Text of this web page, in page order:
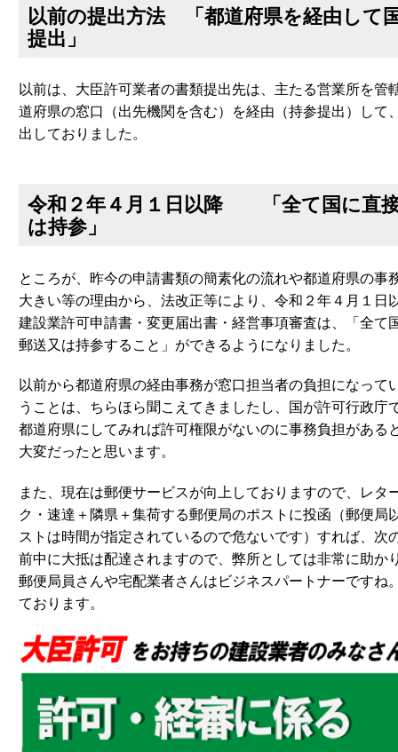
以前の提出方法 「都道府県を経由して
提出」
以前は、大臣許可業者の書類提出先は、主たる営業所を管
道府県の窓口（出先機関を含む）を経由（持参提出）して
出しておりました。
令和２年４月１日以降 「全て国に直
は持参」
ところが、昨今の申請書類の簡素化の流れや都道府県の事
大きい等の理由から、法改正等により、令和２年４月１日
建設業許可申請書・変更届出書・経営事項審査は、「全て
郵送又は持参すること」ができるようになりました。
以前から都道府県の経由事務が窓口担当者の負担になって
うことは、ちらほら聞こえてきましたし、国が許可行政庁
都道府県にしてみれば許可権限がないのに事務負担がある
大変だったと思います。
また、現在は郵便サービスが向上しておりますので、レタ
ク・速達＋隣県＋集荷する郵便局のポストに投函（郵便局
ストは時間が指定されているので危ないです）すれば、次
前中に大抵は配達されますので、弊所としては非常に助か
郵便局員さんや宅配業者さんはビジネスパートナーですね
ております。